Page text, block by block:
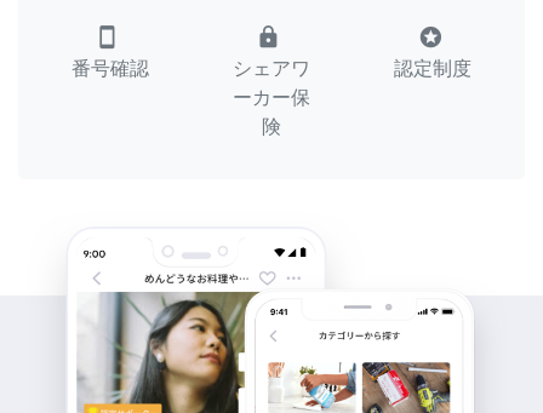
smartphone
番号確認
lock
シェアワ
ーカー保
険
stars
認定制度